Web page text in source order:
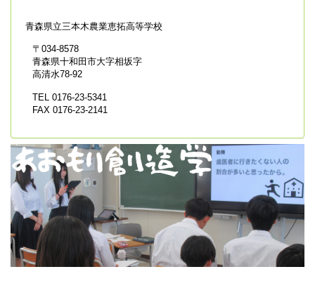
青森県立三本木農業恵拓高等学校
〒034-8578
青森県十和田市大字相坂字
高清水78-92
TEL 0176-23-5341
FAX 0176-23-2141